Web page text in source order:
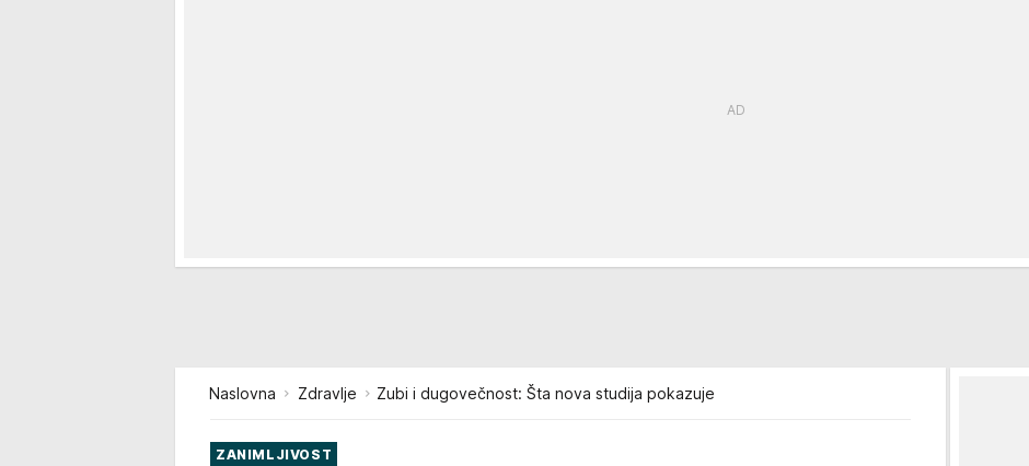
Naslovna Zdravlje Zubi i dugovečnost: Šta nova studija pokazuje
ZANIMLJIVOST